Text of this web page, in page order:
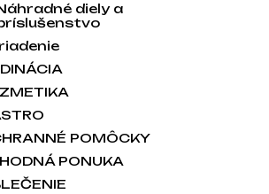
diely a
POMÔCKY
PONUKA